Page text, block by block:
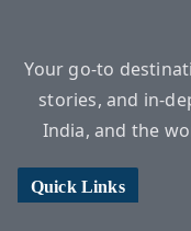
Your go-to
stories, and in-
India, and the
Quick Links